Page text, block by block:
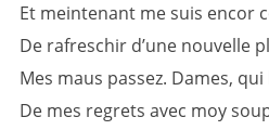
Et meintenant me suis encor
De rafreschir d’une nouvelle
Mes maus passez. Dames, qui
De mes regrets avec moy